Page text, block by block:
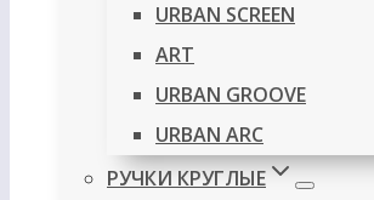
URBAN SCREEN
ART
URBAN GROOVE
URBAN ARC
РУЧКИ КРУГЛЫЕ